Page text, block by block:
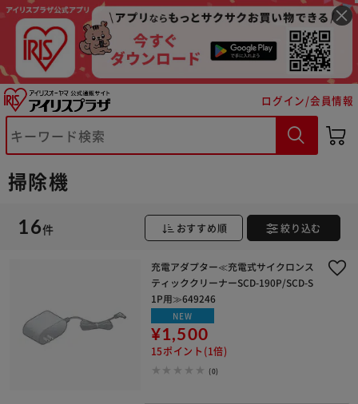
ログイン/会員情報
掃除機
16件 おすすめ順 絞り込む
充電アダプター≪充電式サイクロンス
ティッククリーナーSCD-190P/SCD-S
1P用≫649246
NEW
¥1,500
15ポイント(1倍)
(0)
※ご確認ください
購入手続きへ